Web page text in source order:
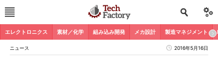
エレクトロニクス 素材／化学 組み込み開発 メカ設計 製造マネジメント
ニュース 2016年5月16日